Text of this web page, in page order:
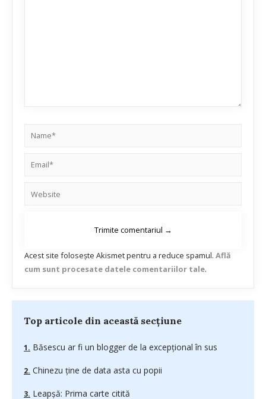
Acest site folosește Akismet pentru a reduce spamul. Află
cum sunt procesate datele comentariilor tale.
Top articole din această secțiune
Băsescu ar fi un blogger de la excepţional în sus
Chinezu ţine de data asta cu popii
Leapşă: Prima carte citită